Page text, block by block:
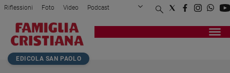
Attualità
Italia
Cronaca
Riflessioni Foto Video Podcast
Privacy Policy Chi siamo
Registrati Redazione
Home page>Attualità>Quelle porte aperte dei ...
EDICOLA SAN PAOLO